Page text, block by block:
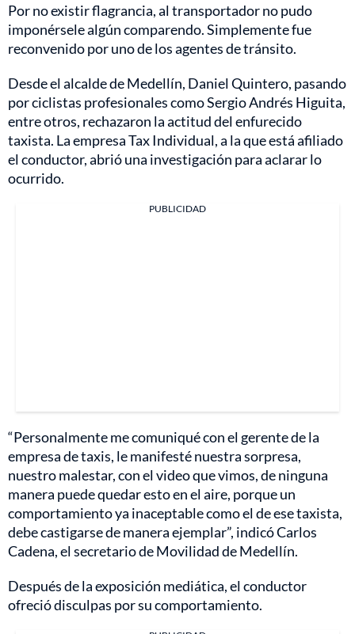
Por no existir flagrancia, al transportador no pudo
imponérsele algún comparendo. Simplemente fue
reconvenido por uno de los agentes de tránsito.
Desde el alcalde de Medellín, Daniel Quintero, pasando
por ciclistas profesionales como Sergio Andrés Higuita,
entre otros, rechazaron la actitud del enfurecido
taxista. La empresa Tax Individual, a la que está afiliado
el conductor, abrió una investigación para aclarar lo
ocurrido.
PUBLICIDAD
“Personalmente me comuniqué con el gerente de la
empresa de taxis, le manifesté nuestra sorpresa,
nuestro malestar, con el video que vimos, de ninguna
manera puede quedar esto en el aire, porque un
comportamiento ya inaceptable como el de ese taxista,
debe castigarse de manera ejemplar”, indicó Carlos
Cadena, el secretario de Movilidad de Medellín.
Después de la exposición mediática, el conductor
ofreció disculpas por su comportamiento.